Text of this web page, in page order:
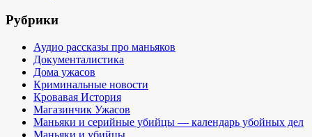
Рубрики
Аудио рассказы про маньяков
Документалистика
Дома ужасов
Криминальные новости
Кровавая История
Магазинчик Ужасов
Маньяки и серийные убийцы — календарь убойных дел
Маньяки и убийцы